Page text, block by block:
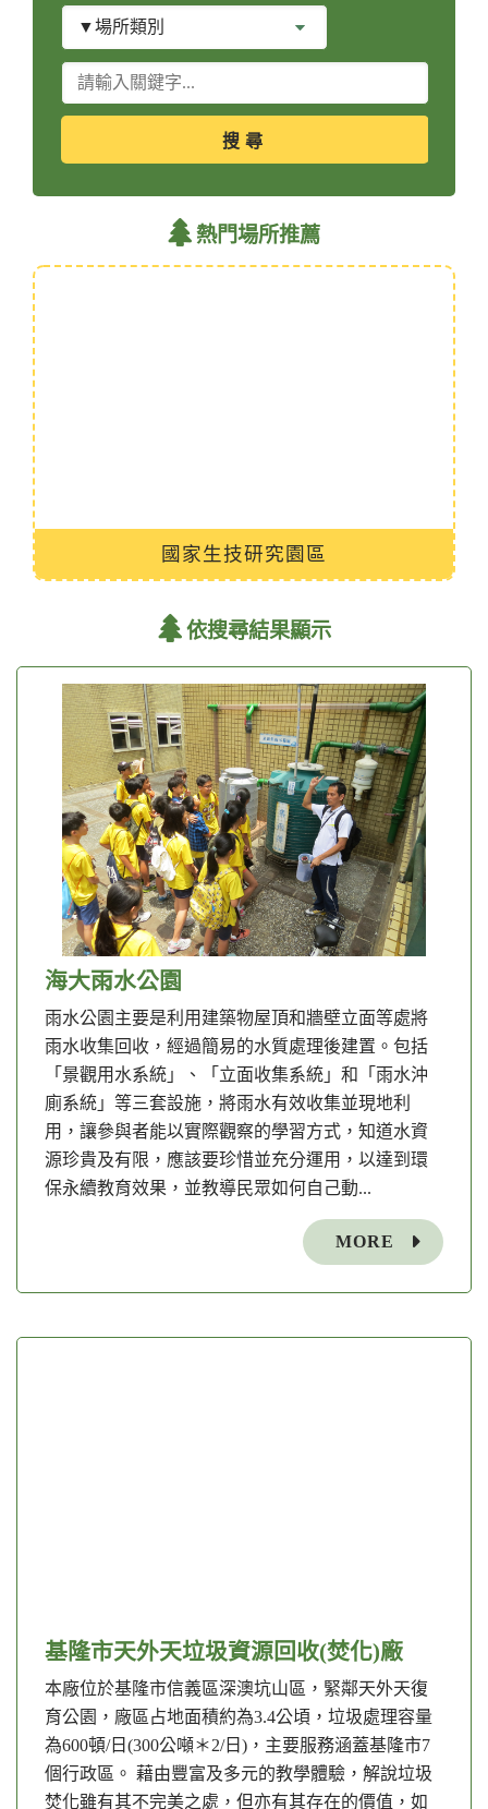
別
場
類
別
關
鍵
字
熱門場所推薦
國家生技研究園區
依搜尋結果顯示
海大雨水公園
雨水公園主要是利用建築物屋頂和牆壁立面等處將
雨水收集回收，經過簡易的水質處理後建置。包括
「景觀用水系統」、「立面收集系統」和「雨水沖
廁系統」等三套設施，將雨水有效收集並現地利
用，讓參與者能以實際觀察的學習方式，知道水資
源珍貴及有限，應該要珍惜並充分運用，以達到環
保永續教育效果，並教導民眾如何自己動...
MORE
基隆市天外天垃圾資源回收(焚化)廠
本廠位於基隆市信義區深澳坑山區，緊鄰天外天復
育公園，廠區占地面積約為3.4公頃，垃圾處理容量
為600頓/日(300公噸＊2/日)，主要服務涵蓋基隆市7
個行政區。 藉由豐富及多元的教學體驗，解說垃圾
焚化雖有其不完美之處，但亦有其存在的價值，如